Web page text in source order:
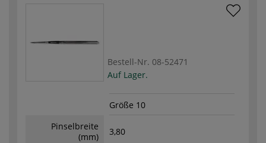
Bestell-Nr. 08-52471
Auf Lager.
Größe 10
Pinselbreite
(mm)
3,80